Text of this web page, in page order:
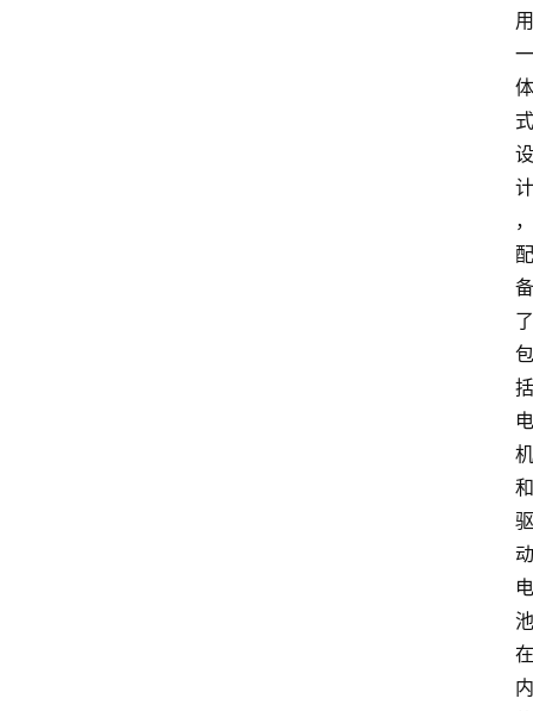
用
一
体
式
设
计
，
配
备
了
包
括
电
机
和
驱
动
电
池
在
内